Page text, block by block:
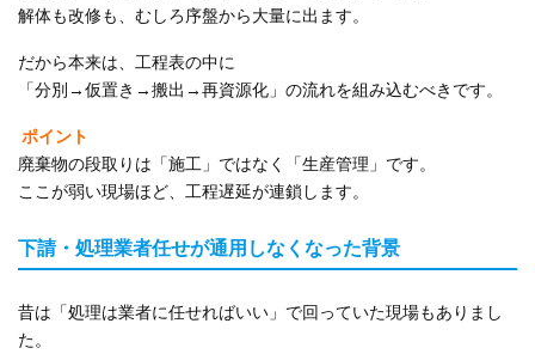
解体も改修も、むしろ序盤から大量に出ます。
だから本来は、工程表の中に
「分別→仮置き→搬出→再資源化」の流れを組み込むべきです。
ポイント
廃棄物の段取りは「施工」ではなく「生産管理」です。
ここが弱い現場ほど、工程遅延が連鎖します。
下請・処理業者任せが通用しなくなった背景
昔は「処理は業者に任せればいい」で回っていた現場もありまし
た。